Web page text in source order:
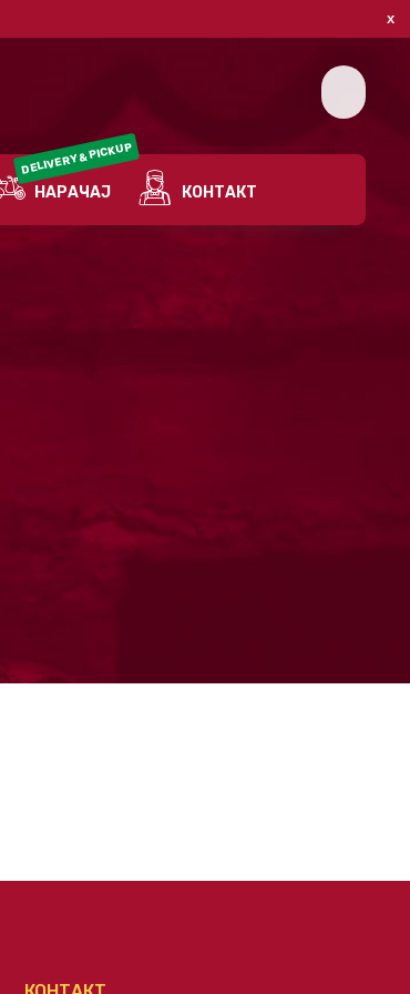
НАРАЧАЈ
DELIVERY & PICKUP
КОНТАКТ